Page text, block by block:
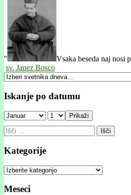
"
Vsaka beseda naj nosi
sv. Janez Bosco
Iskanje po datumu
Prikaži
Išči:
Kategorije
Kategorije
Meseci